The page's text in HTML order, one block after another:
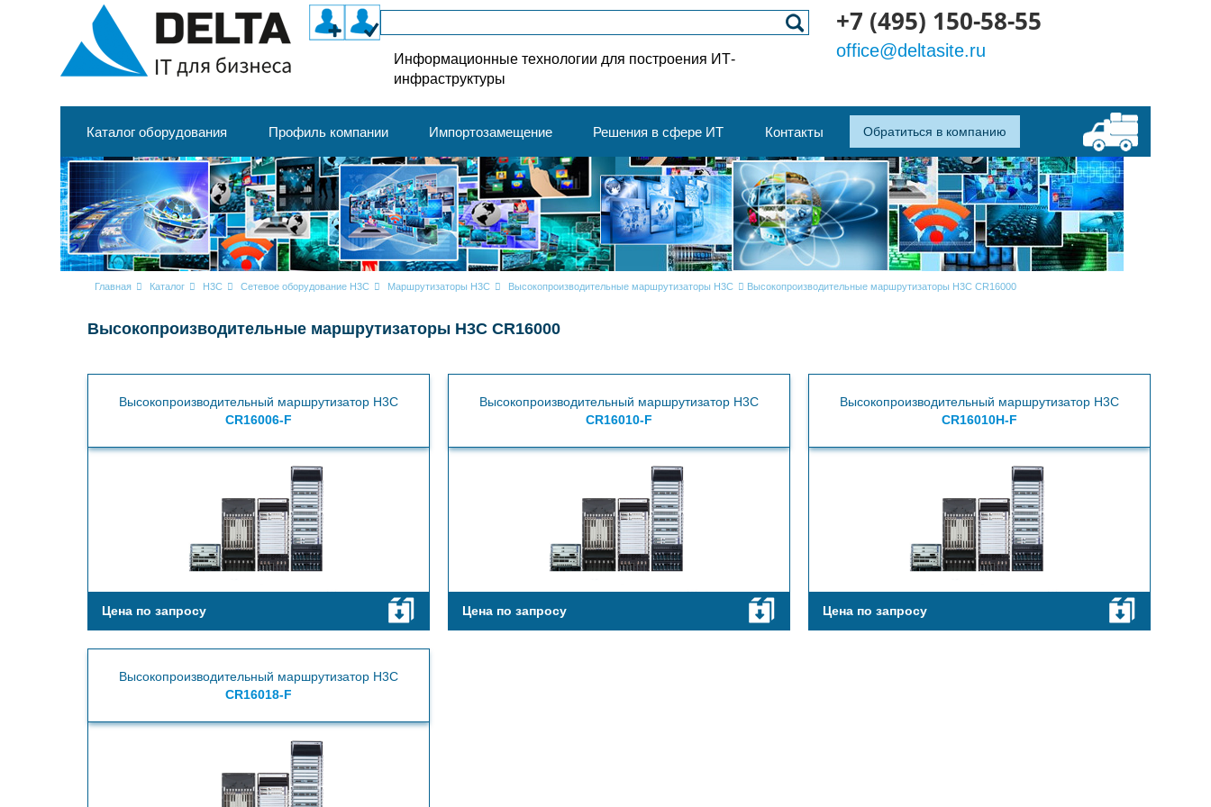
Информационные технологии для построения ИТ-
инфраструктуры
+7 (495) 150-58-55
office@deltasite.ru
Каталог оборудования Профиль компании Импортозамещение Решения в сфере ИТ Контакты Обратиться в компанию
Главная Каталог H3C Сетевое оборудование H3C Маршрутизаторы H3C Высокопроизводительные маршрутизаторы H3C Высокопроизводительные маршрутизаторы H3C CR16000
Высокопроизводительные маршрутизаторы H3C CR16000
Высокопроизводительный маршрутизатор H3C
CR16006-F
Цена по запросу
Высокопроизводительный маршрутизатор H3C
CR16010-F
Цена по запросу
Высокопроизводительный маршрутизатор H3C
CR16010H-F
Цена по запросу
Высокопроизводительный маршрутизатор H3C
CR16018-F